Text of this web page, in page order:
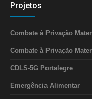
Projetos
Combate à Privação
Combate à Privação
CDLS-5G Portalegre
Emergência Alimentar